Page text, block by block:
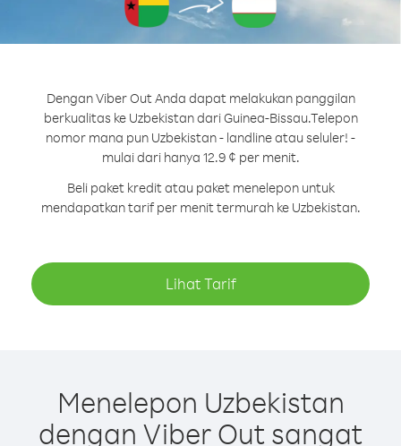
Dengan Viber Out Anda dapat melakukan panggilan
berkualitas ke Uzbekistan dari Guinea-Bissau.Telepon
nomor mana pun Uzbekistan - landline atau seluler! -
mulai dari hanya 12.9 ¢ per menit.
Beli paket kredit atau paket menelepon untuk
mendapatkan tarif per menit termurah ke Uzbekistan.
Lihat Tarif
Menelepon Uzbekistan
dengan Viber Out sangat